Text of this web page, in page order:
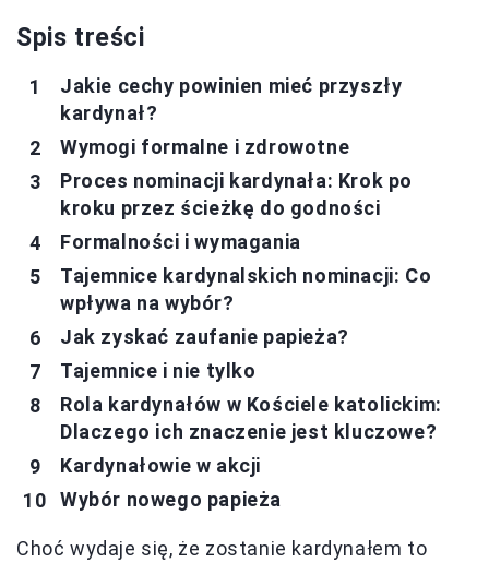
Spis treści
Jakie cechy powinien mieć przyszły
kardynał?
Wymogi formalne i zdrowotne
Proces nominacji kardynała: Krok po
kroku przez ścieżkę do godności
Formalności i wymagania
Tajemnice kardynalskich nominacji: Co
wpływa na wybór?
Jak zyskać zaufanie papieża?
Tajemnice i nie tylko
Rola kardynałów w Kościele katolickim:
Dlaczego ich znaczenie jest kluczowe?
Kardynałowie w akcji
Wybór nowego papieża
Choć wydaje się, że zostanie kardynałem to